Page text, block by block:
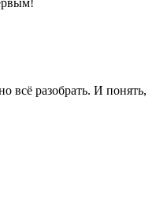
всё разобрать. И понять,